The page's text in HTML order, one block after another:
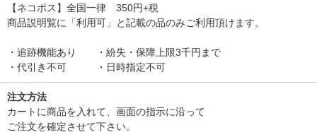
【ネコポス】全国一律 350円+税
商品説明覧に「利用可」と記載の品のみご利用頂けます。
・追跡機能あり ・紛失・保障上限3千円まで
・代引き不可 ・日時指定不可
注文方法
カートに商品を入れて、画面の指示に沿って
ご注文を確定させて下さい。